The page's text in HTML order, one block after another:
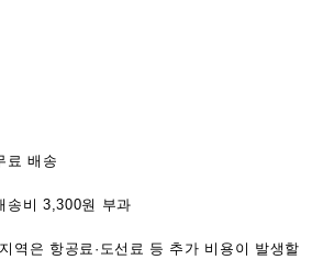
료 배송
송비 3,300원 부과
역은 항공료·도선료 등 추가 비용이 발생할